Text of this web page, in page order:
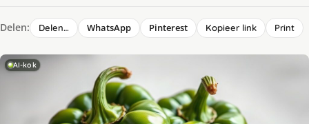
Delen: Delen… WhatsApp Pinterest Kopieer link Print
AI-kok